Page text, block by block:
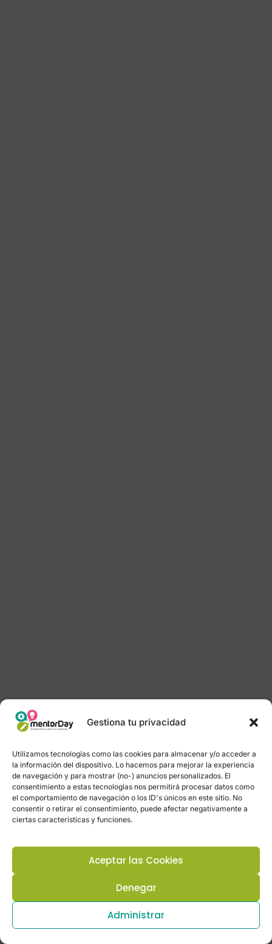
Gestiona tu privacidad
Utilizamos tecnologías como las cookies para almacenar y/o acceder a
la información del dispositivo. Lo hacemos para mejorar la experiencia
de navegación y para mostrar (no-) anuncios personalizados. El
consentimiento a estas tecnologías nos permitirá procesar datos como
el comportamiento de navegación o los ID's únicos en este sitio. No
consentir o retirar el consentimiento, puede afectar negativamente a
ciertas características y funciones.
Aceptar las Cookies
Denegar
Administrar